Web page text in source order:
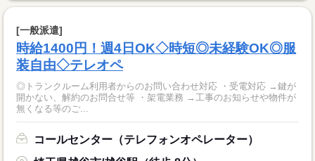
[一般派遣]
時給1400円！週4日OK◇時短◎未経験OK◎服
装自由◇テレオペ
◎トランクルーム利用者からのお問い合わせ対応 ・受電対応 →鍵が
開かない、解約のお問合せ等 ・架電業務 →工事のお知らせや物件が
無くなる等のご...
コールセンター（テレフォンオペレーター）